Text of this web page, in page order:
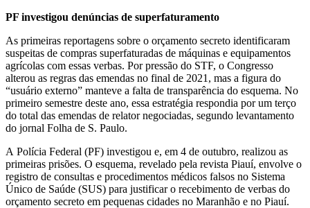
PF investigou denúncias de superfaturamento
As primeiras reportagens sobre o orçamento secreto identificaram
suspeitas de compras superfaturadas de máquinas e equipamentos
agrícolas com essas verbas. Por pressão do STF, o Congresso
alterou as regras das emendas no final de 2021, mas a figura do
“usuário externo” manteve a falta de transparência do esquema. No
primeiro semestre deste ano, essa estratégia respondia por um terço
do total das emendas de relator negociadas, segundo levantamento
do jornal Folha de S. Paulo.
A Polícia Federal (PF) investigou e, em 4 de outubro, realizou as
primeiras prisões. O esquema, revelado pela revista Piauí, envolve o
registro de consultas e procedimentos médicos falsos no Sistema
Único de Saúde (SUS) para justificar o recebimento de verbas do
orçamento secreto em pequenas cidades no Maranhão e no Piauí.